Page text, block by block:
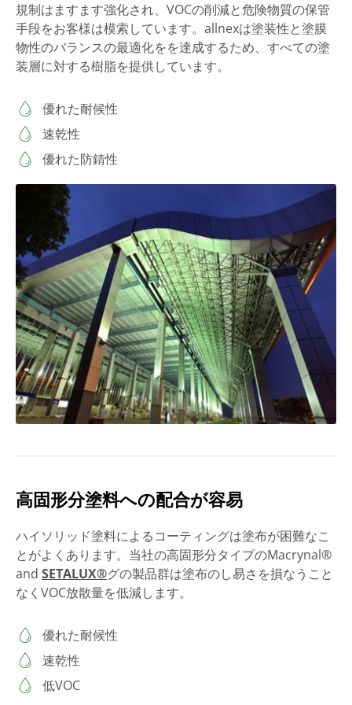
規制はますます強化され、VOCの削減と危険物質の保管
手段をお客様は模索しています。allnexは塗装性と塗膜
物性のバランスの最適化をを達成するため、すべての塗
装層に対する樹脂を提供しています。
優れた耐候性
速乾性
優れた防錆性
高固形分塗料への配合が容易
ハイソリッド塗料によるコーティングは塗布が困難なこ
とがよくあります。当社の高固形分タイプのMacrynal®
and SETALUX®グの製品群は塗布のし易さを損なうこと
なくVOC放散量を低減します。
優れた耐候性
速乾性
低VOC